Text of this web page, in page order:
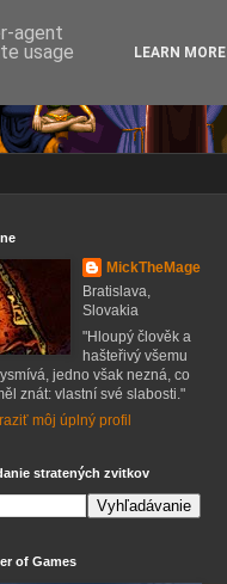
MickTheMage
Bratislava,
Slovakia
"Hloupý člověk a
hašteřivý všemu
jedno však nezná, co
znát: vlastní své slabosti."
môj úplný profil
stratených zvitkov
of Games
agent
usage
LEARN MORE